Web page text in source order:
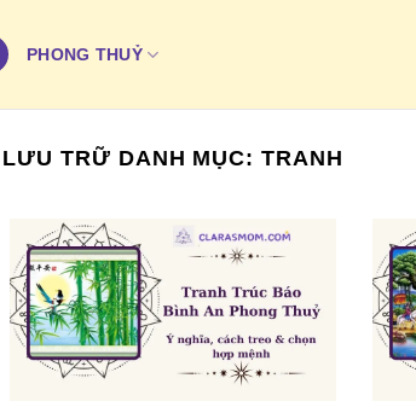
PHONG THUỶ
LƯU TRỮ DANH MỤC: TRANH